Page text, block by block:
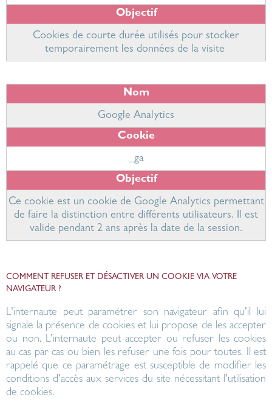
Cookies de courte durée utilisés pour stocker
temporairement les données de la visite
Google Analytics
_ga
Ce cookie est un cookie de Google Analytics permettant
de faire la distinction entre différents utilisateurs. Il est
valide pendant 2 ans après la date de la session.
COMMENT REFUSER ET DÉSACTIVER UN COOKIE VIA VOTRE
NAVIGATEUR ?
L'internaute peut paramétrer son navigateur afin qu'il lui
signale la présence de cookies et lui propose de les accepter
ou non. L'internaute peut accepter ou refuser les cookies
au cas par cas ou bien les refuser une fois pour toutes. Il est
rappelé que ce paramétrage est susceptible de modifier les
conditions d'accès aux services du site nécessitant l'utilisation
de cookies.